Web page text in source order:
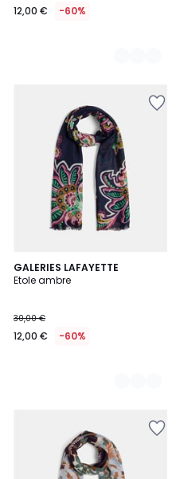
12,00 € -60%
GALERIES LAFAYETTE
Etole ambre
30,00 €
12,00 € -60%
2
Couleurs